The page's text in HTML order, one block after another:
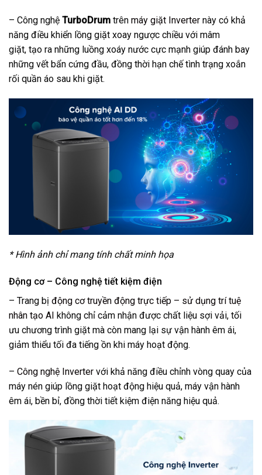
– Công nghệ TurboDrum trên máy giặt Inverter này có khả
năng điều khiển lồng giặt xoay ngược chiều với mâm
giặt, tạo ra những luồng xoáy nước cực mạnh giúp đánh bay
những vết bẩn cứng đầu, đồng thời hạn chế tình trạng xoắn
rối quần áo sau khi giặt.
* Hình ảnh chỉ mang tính chất minh họa
Động cơ – Công nghệ tiết kiệm điện
– Trang bị động cơ truyền động trực tiếp – sử dụng trí tuệ
nhân tạo AI không chỉ cảm nhận được chất liệu sợi vải, tối
ưu chương trình giặt mà còn mang lại sự vận hành êm ái,
giảm thiểu tối đa tiếng ồn khi máy hoạt động.
– Công nghệ Inverter với khả năng điều chỉnh vòng quay của
máy nén giúp lồng giặt hoạt động hiệu quả, máy vận hành
êm ái, bền bỉ, đồng thời tiết kiệm điện năng hiệu quả.